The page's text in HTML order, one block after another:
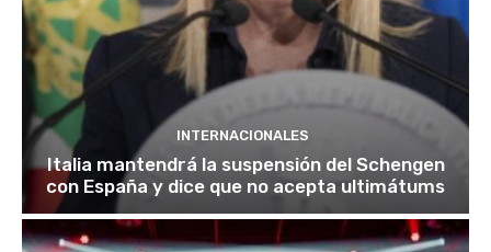
INTERNACIONALES
Italia mantendrá la suspensión del Schengen
con España y dice que no acepta ultimátums